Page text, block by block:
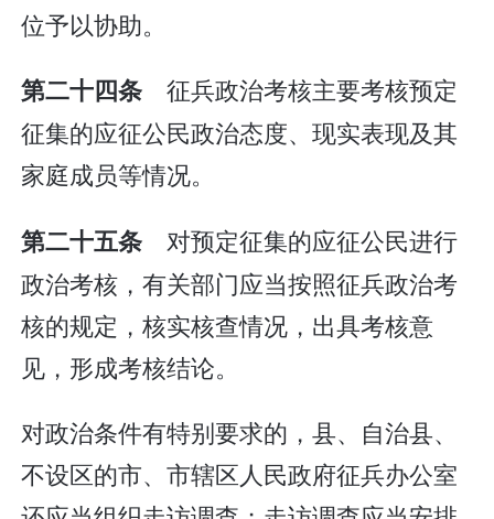
位予以协助。
第二十四条 征兵政治考核主要考核预定
征集的应征公民政治态度、现实表现及其
家庭成员等情况。
第二十五条 对预定征集的应征公民进行
政治考核，有关部门应当按照征兵政治考
核的规定，核实核查情况，出具考核意
见，形成考核结论。
对政治条件有特别要求的，县、自治县、
不设区的市、市辖区人民政府征兵办公室